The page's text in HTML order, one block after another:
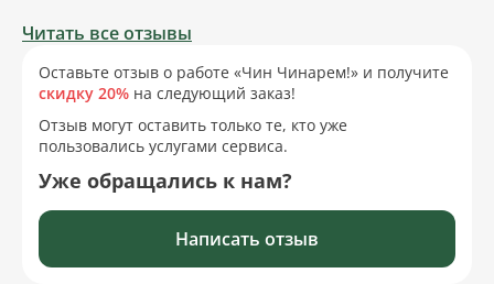
Читать все отзывы
Оставьте отзыв о работе «Чин Чинарем!» и получите
скидку 20% на следующий заказ!
Отзыв могут оставить только те, кто уже
пользовались услугами сервиса.
Уже обращались к нам?
Написать отзыв